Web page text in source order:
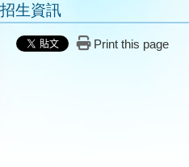
招生資訊
Print this page